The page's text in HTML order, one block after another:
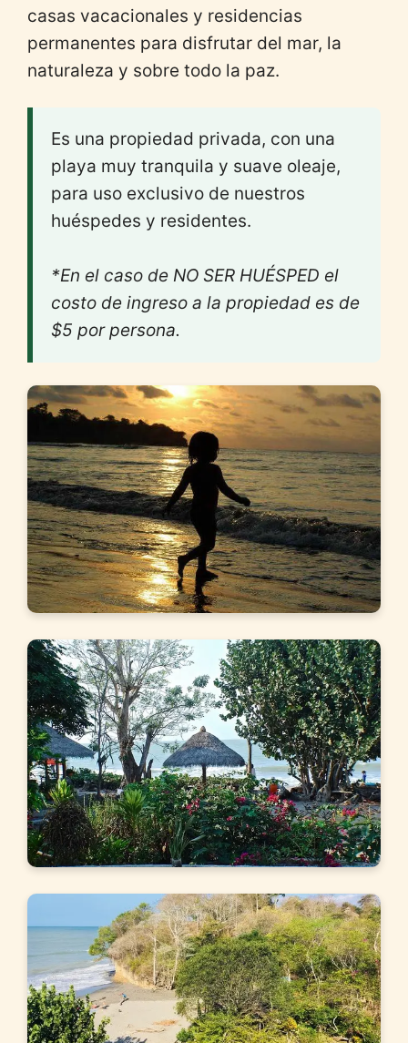
casas vacacionales y residencias
permanentes para disfrutar del mar, la
naturaleza y sobre todo la paz.
Es una propiedad privada, con una
playa muy tranquila y suave oleaje,
para uso exclusivo de nuestros
huéspedes y residentes.
*En el caso de NO SER HUÉSPED el
costo de ingreso a la propiedad es de
$5 por persona.